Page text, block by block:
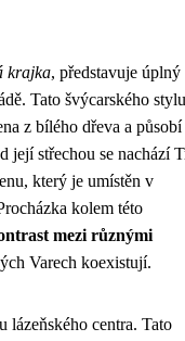
krajka, představuje úplný
Tato švýcarského stylu
z bílého dřeva a působí
její střechou se nachází
který je umístěn v
kolem této
mezi různými
Varech koexistují.
lázeňského centra. Tato